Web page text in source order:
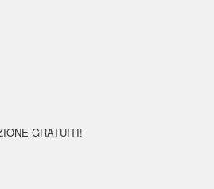
GRATUITI!